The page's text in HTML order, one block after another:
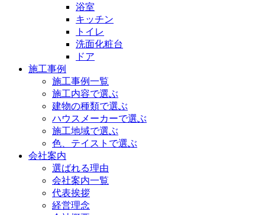
浴室
キッチン
トイレ
洗面化粧台
ドア
施工事例
施工事例一覧
施工内容で選ぶ
建物の種類で選ぶ
ハウスメーカーで選ぶ
施工地域で選ぶ
色、テイストで選ぶ
会社案内
選ばれる理由
会社案内一覧
代表挨拶
経営理念